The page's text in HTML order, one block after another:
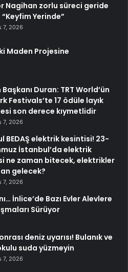
Nagihan zorlu süreci geride
“Keyfim Yerinde”
7, 2026
Maden Projesine
Duran: TRT World’ün
Festivals’te 17 ödüle layık
son derece kıymetlidir
7, 2026
BEDAŞ elektrik kesintisi! 23-
İstanbul’da elektrik
ne zaman bitecek, elektrikler
gelecek?
7, 2026
İnlice’de Bazı Evler Alevlere
Sürüyor
deniz uyarısı! Bulanık ve
suda yüzmeyin
7, 2026